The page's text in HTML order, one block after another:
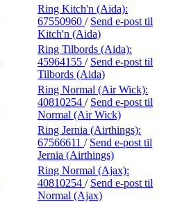
Ring Kitch'n (Aida):
67550960 / Send e-post til
Kitch'n (Aida)
Ring Tilbords (Aida):
45964155 / Send e-post til
Tilbords (Aida)
Ring Normal (Air Wick):
40810254 / Send e-post til
Normal (Air Wick)
Ring Jernia (Airthings):
67566611 / Send e-post til
Jernia (Airthings)
Ring Normal (Ajax):
40810254 / Send e-post til
Normal (Ajax)